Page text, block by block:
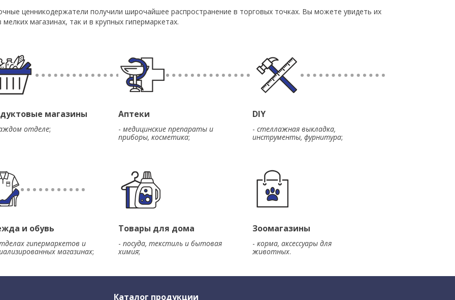
ценникодержатели получили широчайшее распространение в торговых точках. Вы можете увидеть их
мелких магазинах, так и в крупных гипермаркетах.
магазины
отделе;
Аптеки
- медицинские препараты и
приборы, косметика;
DIY
- стеллажная выкладка,
инструменты, фурнитура;
и обувь
гипермаркетов и
магазинах;
Товары для дома
- посуда, текстиль и бытовая
химия;
Зоомагазины
- корма, аксессуары для
животных.
Каталог продукции